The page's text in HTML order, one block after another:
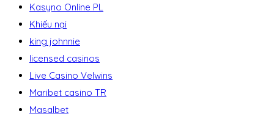
Kasyno Online PL
Khiếu nại
king johnnie
licensed casinos
Live Casino Velwins
Maribet casino TR
Masalbet